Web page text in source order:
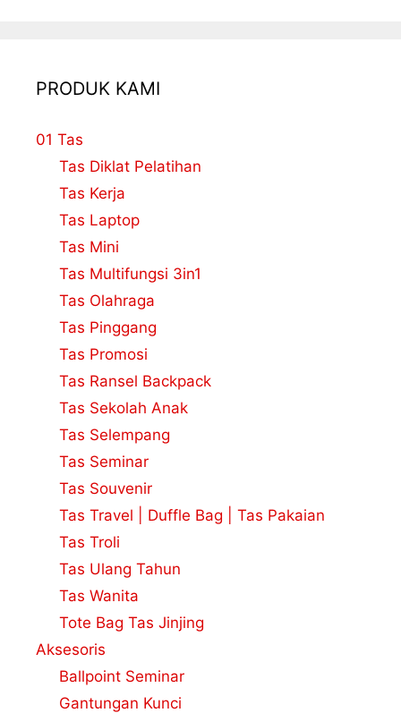
PRODUK KAMI
01 Tas
Tas Diklat Pelatihan
Tas Kerja
Tas Laptop
Tas Mini
Tas Multifungsi 3in1
Tas Olahraga
Tas Pinggang
Tas Promosi
Tas Ransel Backpack
Tas Sekolah Anak
Tas Selempang
Tas Seminar
Tas Souvenir
Tas Travel | Duffle Bag | Tas Pakaian
Tas Troli
Tas Ulang Tahun
Tas Wanita
Tote Bag Tas Jinjing
Aksesoris
Ballpoint Seminar
Gantungan Kunci